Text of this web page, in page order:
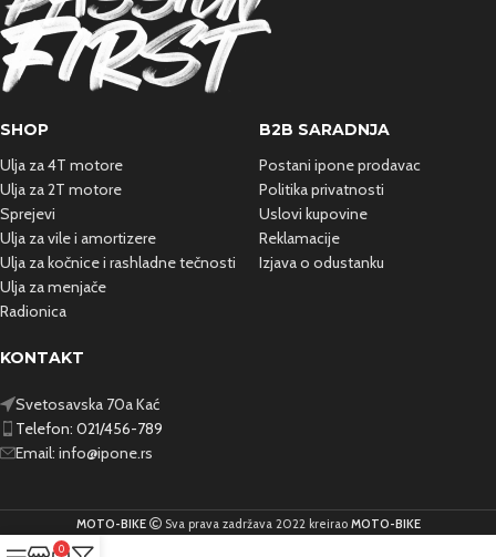
SHOP
Ulja za 4T motore
Ulja za 2T motore
Sprejevi
Ulja za vile i amortizere
Ulja za kočnice i rashladnetečnosti
Ulja za menjače
Radionica
B2B SARADNJA
Postani ipone prodavac
Politika privatnosti
Uslovi kupovine
Reklamacije
Izjava o odustanku
KONTAKT
Svetosavska 70a Kać
Telefon: 021/456-789
Email: info@ipone.rs
MOTO-BIKE Sva prava zadržava 2022 kreirao MOTO-BIKE
0